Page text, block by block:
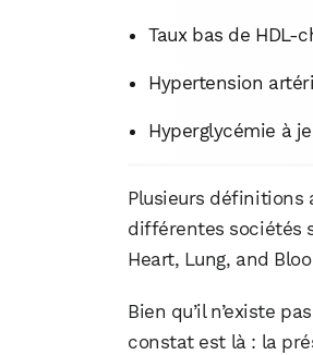
Taux bas de HDL-
Hypertension
Hyperglycémie à
Plusieurs définitions
différentes sociétés
Heart, Lung, and
Bien qu’il n’existe
constat est là : la